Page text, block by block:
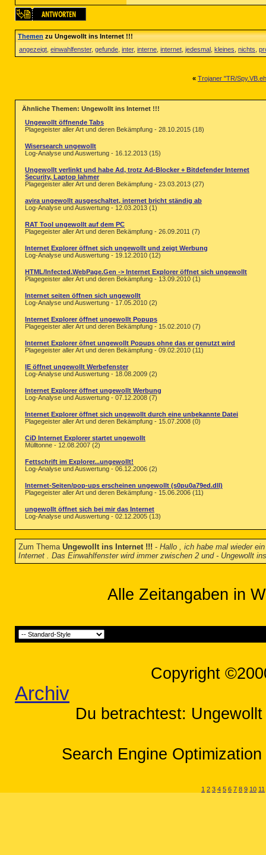
Themenzu Ungewollt ins Internet !!!
angezeigt einwahlfenster, gefunde inter, interne internet jedesmal kleines nichts
« Trojaner "TR/
Ähnliche Themen: Ungewollt ins Internet !!!
Ungewollt öffnende Tabs
Plagegeister aller Art und deren Bekämpfung - 28.10.2015 (18)
Wisersearch ungewollt
Log-Analyse und Auswertung - 16.12.2013 (15)
Ungewollt verlinkt und habe Ad, trotz Ad-Blocker + Bitdefender Internet
Security, Laptop lahmer
Plagegeister aller Art und deren Bekämpfung - 23.03.2013 (27)
avira ungewollt ausgeschaltet, internet bricht ständig ab
Log-Analyse und Auswertung - 12.03.2013 (1)
RAT Tool ungewollt auf dem PC
Plagegeister aller Art und deren Bekämpfung - 26.09.2011 (7)
Internet Explorer öffnet sich ungewollt und zeigt Werbung
Log-Analyse und Auswertung - 19.12.2010 (12)
HTML/Infected.WebPage.Gen -> Internet Explorer öffnet sich ungewollt
Plagegeister aller Art und deren Bekämpfung - 13.09.2010 (1)
Internet seiten öffnen sich ungewollt
Log-Analyse und Auswertung - 17.05.2010 (2)
Internet Explorer öffnet ungewollt Popups
Plagegeister aller Art und deren Bekämpfung - 15.02.2010 (7)
Internet Explorer öfnet ungewollt Popups ohne das er genutzt wird
Plagegeister aller Art und deren Bekämpfung - 09.02.2010 (11)
IE öffnet ungewollt Werbefenster
Log-Analyse und Auswertung - 18.08.2009 (2)
Internet Explorer öffnet ungewollt Werbung
Log-Analyse und Auswertung - 07.12.2008 (7)
Internet Explorer öffnet sich ungewollt durch eine unbekannte Datei
Plagegeister aller Art und deren Bekämpfung - 15.07.2008 (0)
CiD Internet Explorer startet ungewollt
Mülltonne - 12.08.2007 (2)
Fettschrift im Explorer...ungewollt!
Log-Analyse und Auswertung - 06.12.2006 (2)
Internet-Seiten/pop-ups erscheinen ungewollt (s0pu0a79ed.dll)
Plagegeister aller Art und deren Bekämpfung - 15.06.2006 (11)
ungewollt öffnet sich bei mir das Internet
Log-Analyse und Auswertung - 02.12.2005 (13)
Zum Thema Ungewollt ins Internet !!! - Hallo , ich habe mal wieder
Internet . Das Einwahlfenster wird immer zwischen 2 und - Ungewollt
Alle Zeitangaben in
Copyright
Archiv
Du betrachtest:
Search Engine
1 2 3 4 5 6 7 8 9 10 11